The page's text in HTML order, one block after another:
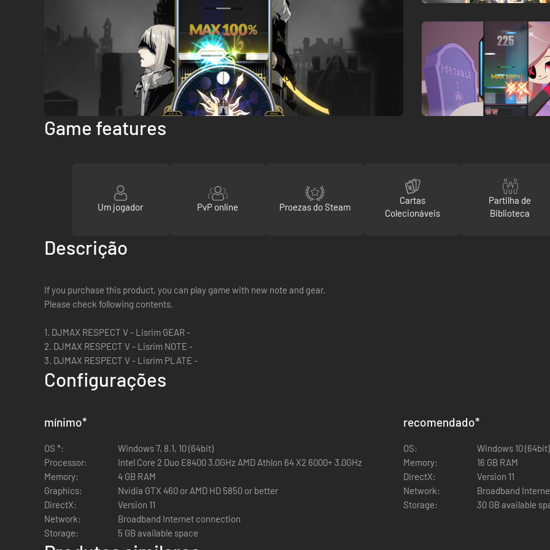
Game features
Um jogador PvP online Proezas do Steam
Cartas
Colecionáveis
Partilha de
Biblioteca
Descrição
If you purchase this product, you can play game with new note and gear.
Please check following contents.
1. DJMAX RESPECT V - Lisrim GEAR -
2. DJMAX RESPECT V - Lisrim NOTE -
3. DJMAX RESPECT V - Lisrim PLATE -
Configurações
mínimo*
OS *:
Windows 7, 8.1, 10 (64bit)
Processor:
Intel Core 2 Duo E8400 3.0GHz AMD Athlon 64 X2 6000+ 3.0GHz
Memory:
4 GB RAM
Graphics:
Nvidia GTX 460 or AMD HD 5850 or better
DirectX:
Version 11
Network:
Broadband Internet connection
Storage:
5 GB available space
recomendado*
OS:
Windows 10 (64bit)
Memory:
16 GB RAM
DirectX:
Version 11
Network:
Broadband
Storage:
30 GB available